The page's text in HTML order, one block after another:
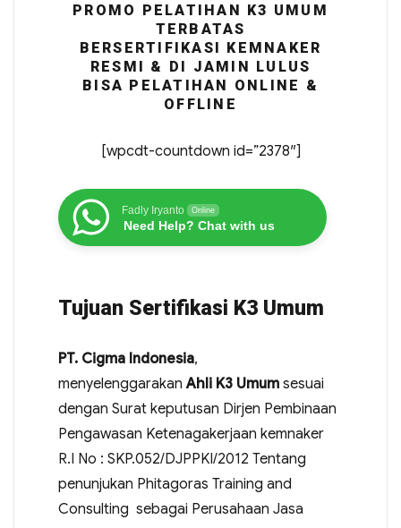
PROMO PELATIHAN K3 UMUM
TERBATAS
BERSERTIFIKASI KEMNAKER
RESMI & DI JAMIN LULUS
BISA PELATIHAN ONLINE &
OFFLINE
[wpcdt-countdown id=”2378″]
Fadly Iryanto Online
Need Help? Chat with us
Tujuan Sertifikasi K3 Umum
PT. Cigma Indonesia,
menyelenggarakanAhli K3 Umumsesuai
dengan Surat keputusan Dirjen Pembinaan
Pengawasan Ketenagakerjaan kemnaker
R.I No : SKP.052/DJPPKI/2012 Tentang
penunjukan Phitagoras Training and
Consulting sebagai Perusahaan Jasa